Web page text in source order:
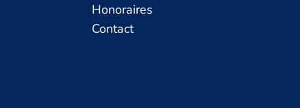
Honoraires
Contact